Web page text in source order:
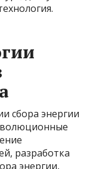
сбора энергии
разработка
энергии,